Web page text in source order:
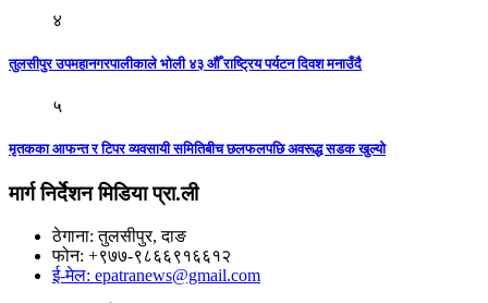
४
तुलसीपुर उपमहानगरपालीकाले भोली ४३ औँ राष्ट्रिय पर्यटन दिवश मनाउँदै
५
मृतकका आफन्त र टिपर व्यवसायी समितिबीच छलफलपछि अवरूद्ध सडक खुल्याे
मार्ग निर्देशन मिडिया प्रा.ली
ठेगाना: तुलसीपुर, दाङ
फोन: +९७७-९८६६९१६६१२
ई-मेल: epatranews@gmail.com